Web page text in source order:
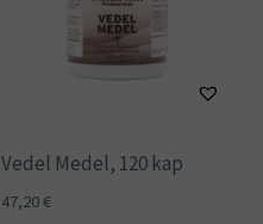
Vedel Medel, 120 kap
47,20€